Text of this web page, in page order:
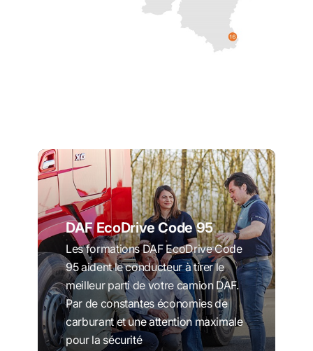
DAF EcoDrive Code 95
Les formations DAF EcoDrive Code
95 aident le conducteur à tirer le
meilleur parti de votre camion DAF.
Par de constantes économies de
carburant et une attention maximale
pour la sécurité